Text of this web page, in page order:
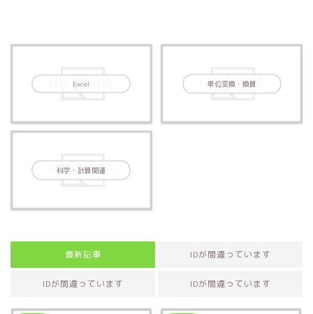
Excel 単位変換・換算
科学・計算関連
最新記事 IDが間違っています
IDが間違っています IDが間違っています